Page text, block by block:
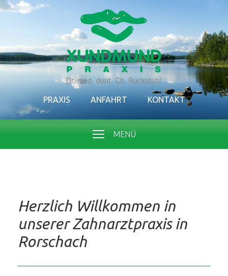
PRAXIS ANFAHRT KONTAKT
MENÜ
Herzlich Willkommen in
unserer Zahnarztpraxis in
Rorschach